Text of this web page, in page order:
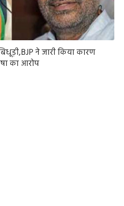
ने जारी किया कारण
का आरोप